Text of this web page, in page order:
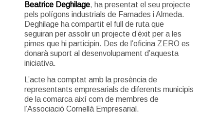
Beatrice Deghilage, ha presentat el seu projecte
pels polígons industrials de Famades i Almeda.
Deghilage ha compartit el full de ruta que
seguiran per assolir un projecte d’èxit per a les
pimes que hi participin. Des de l’oficina ZERO es
donarà suport al desenvolupament d’aquesta
iniciativa.
L’acte ha comptat amb la presència de
representants empresarials de diferents municipis
de la comarca així com de membres de
l’Associació Cornellà Empresarial.